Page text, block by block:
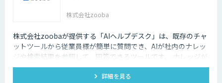
株式会社zooba
株式会社zoobaが提供する「AIヘルプデスク」は、既存のチャ
ットツールから従業員様が簡単に質問でき、AIが社内のナレッ
ジや検索結果を参照して、回答できるツールです。 ナレッジが
ないものは、チケットが作成され、フィードバックを行うこと
でナレッジを追加が可能です。詳細を見る